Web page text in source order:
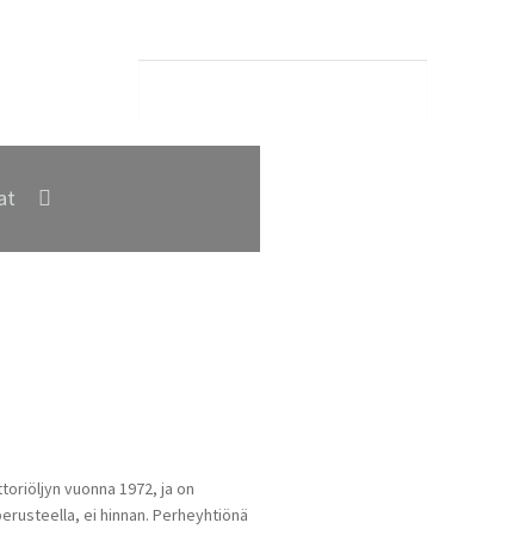
vuonna 1972, ja on
ei hinnan. Perheyhtiönä